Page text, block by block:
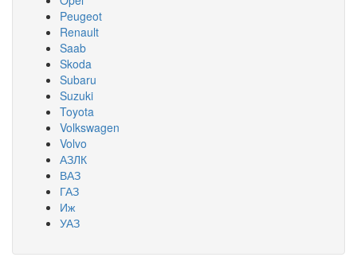
Peugeot
Renault
Saab
Skoda
Subaru
Suzuki
Toyota
Volkswagen
Volvo
АЗЛК
ВАЗ
ГАЗ
Иж
УАЗ